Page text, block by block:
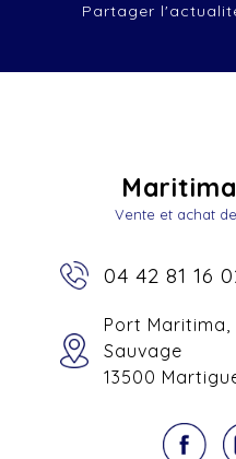
Partager
Vente et achat
04 42 81 16
Port Maritima,
Sauvage
13500